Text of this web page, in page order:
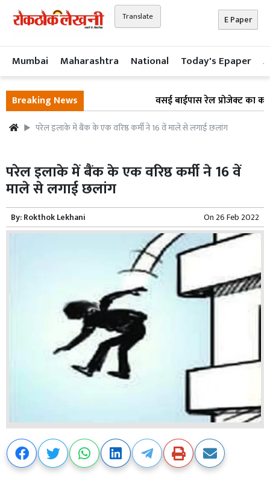
Translate E Paper
Mumbai Maharashtra National Today's Epaper
Breaking News वसई बाईपास रेल प्रोजेक्ट का
परेल इलाके में बैंक के एक वरिष्ठ कर्मी ने 16 वें माले से लगाई छलांग
परेल इलाके में बैंक के एक वरिष्ठ कर्मी ने 16 वें
माले से लगाई छलांग
By:Rokthok Lekhani On26 Feb 2022